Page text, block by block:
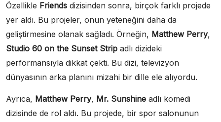
Özellikle Friends dizisinden sonra, birçok farklı projede
yer aldı. Bu projeler, onun yeteneğini daha da
geliştirmesine olanak sağladı. Örneğin, Matthew Perry,
Studio 60 on the Sunset Strip adlı dizideki
performansıyla dikkat çekti. Bu dizi, televizyon
dünyasının arka planını mizahi bir dille ele alıyordu.
Ayrıca, Matthew Perry, Mr. Sunshine adlı komedi
dizisinde de rol aldı. Bu projede, bir spor salonunun